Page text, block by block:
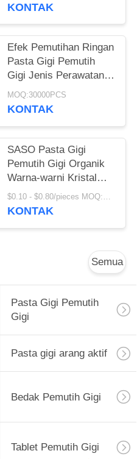
KONTAK
Efek Pemutihan Ringan
Pasta Gigi Pemutih
Gigi Jenis Perawatan
Mulut Produk
Perawatan Gigi 50g
MOQ:30000PCS
KONTAK
SASO Pasta Gigi
Pemutih Gigi Organik
Warna-warni Kristal
Anti Rongga
$0.10 - $0.80/pieces MOQ:500 Potongan
KONTAK
Semua
Pasta Gigi Pemutih
Gigi
Pasta gigi arang aktif
Bedak Pemutih Gigi
Tablet Pemutih Gigi